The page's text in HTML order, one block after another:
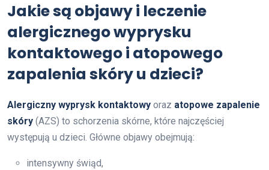
Jakie są objawy i leczenie
alergicznego wyprysku
kontaktowego i atopowego
zapalenia skóry u dzieci?
Alergiczny wyprysk kontaktowy oraz atopowe zapalenie
skóry (AZS) to schorzenia skórne, które najczęściej
występują u dzieci. Główne objawy obejmują:
intensywny świąd,